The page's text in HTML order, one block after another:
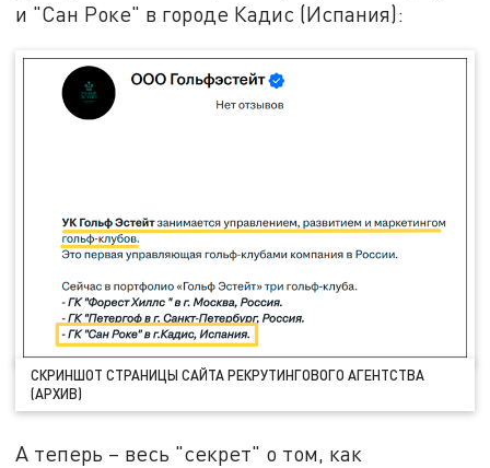
и "Сан Роке" в городе Кадис (Испания):
СКРИНШОТ СТРАНИЦЫ САЙТА РЕКРУТИНГОВОГО АГЕНТСТВА
(АРХИВ)
А теперь – весь "секрет" о том, как